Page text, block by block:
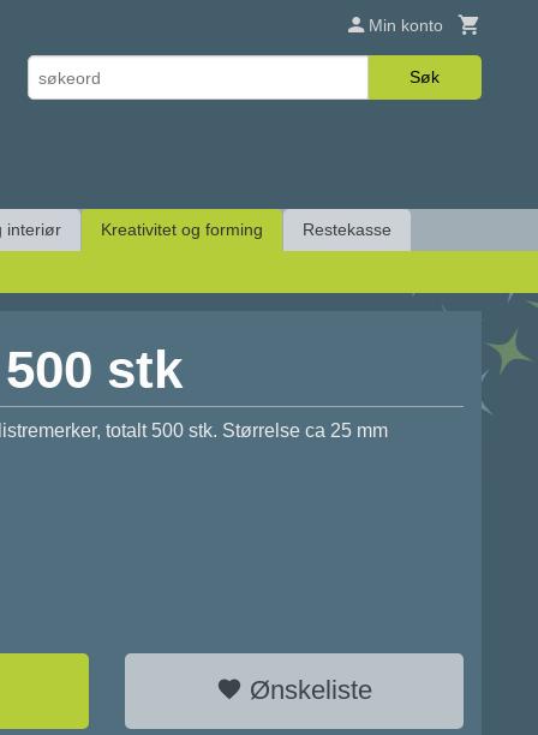
Min konto
Søk
interiør Kreativitet og forming Restekasse
stk
totalt 500 stk. Størrelse ca 25 mm
Ønskeliste